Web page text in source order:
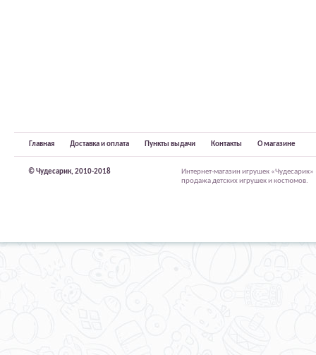
Главная Доставка и оплата Пункты выдачи Контакты О магазине
© Чудесарик, 2010-2018
Интернет-магазин игрушек
продажа детских игрушек и костюмов.